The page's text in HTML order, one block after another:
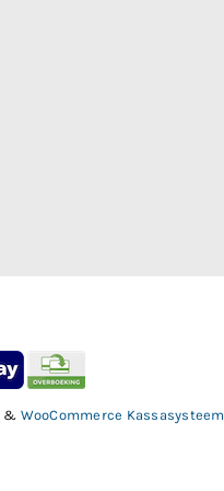
& WooCommerce Kassasysteem